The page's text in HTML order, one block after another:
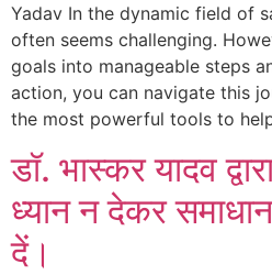
Yadav In the dynamic field of
often seems challenging.
goals into manageable steps
action, you can navigate this
the most powerful tools to
डॉ. भास्कर यादव
ध्यान न देकर
दें।